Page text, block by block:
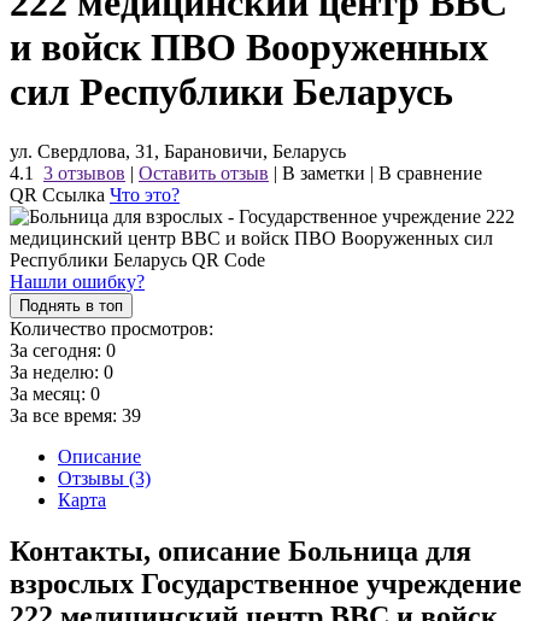
и войск ПВО Вооруженных
сил Республики Беларусь
ул. Свердлова, 31, Барановичи, Беларусь
4.1
3 отзывов | Оставить отзыв | В заметки | В сравнение
QR Ссылка Что это?
Нашли ошибку?
Поднять в топ
Количество просмотров:
За сегодня: 0
За неделю: 0
За месяц: 0
За все время: 39
Описание
Отзывы (3)
Карта
Контакты, описание Больница для
взрослых Государственное учреждение